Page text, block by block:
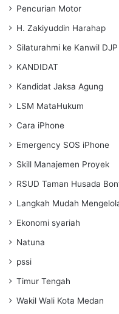
Pencurian Motor
H. Zakiyuddin Harahap
Silaturahmi ke Kanwil
KANDIDAT
Kandidat Jaksa Agung
LSM MataHukum
Cara iPhone
Emergency SOS iPhone
Skill Manajemen Proyek
RSUD Taman Husada
Langkah Mudah
Ekonomi syariah
Natuna
pssi
Timur Tengah
Wakil Wali Kota Medan